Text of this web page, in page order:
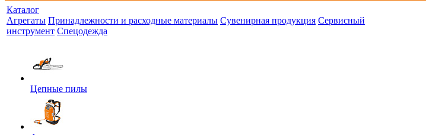
Каталог
Агрегаты Принадлежности и расходные материалы Сувенирная продукция Сервисный
инструмент Спецодежда
Цепные пилы